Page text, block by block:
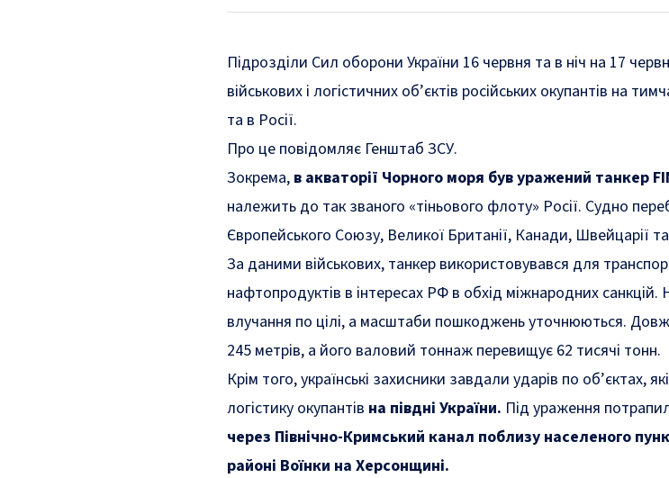
Підрозділи Сил оборони України 16 червня та в ніч на 17
військових і логістичних об’єктів російських окупантів на
та в Росії.
Про це повідомляє Генштаб ЗСУ.
Зокрема, в акваторії Чорного моря був уражений танкер
належить до так званого «тіньового флоту» Росії. Судно
Європейського Союзу, Великої Британії, Канади, Швейцарії та
За даними військових, танкер використовувався для
нафтопродуктів в інтересах РФ в обхід міжнародних санкцій.
влучання по цілі, а масштаби пошкоджень уточнюються.
245 метрів, а його валовий тоннаж перевищує 62 тисячі тонн.
Крім того, українські захисники завдали ударів по об’єктах,
логістику окупантів на півдні України. Під ураження
через Північно-Кримський канал поблизу населеного
районі Воїнки на Херсонщині.